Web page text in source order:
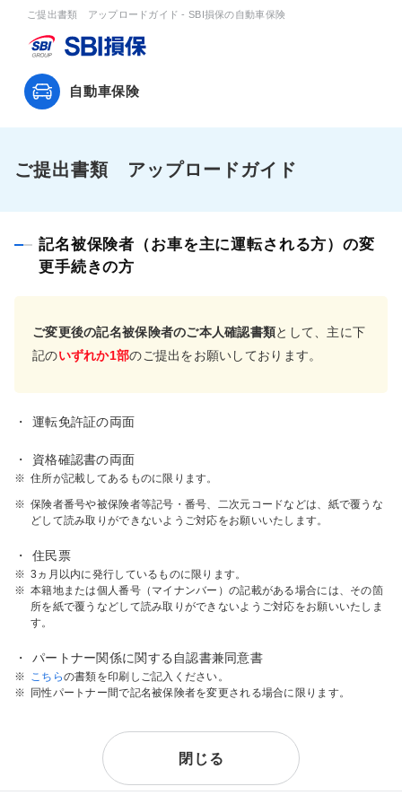
ご提出書類 アップロードガイド - SBI損保の自動車保険
自動車保険
ご提出書類 アップロードガイド
記名被保険者（お車を主に運転される方）の変
更手続きの方
ご変更後の記名被保険者のご本人確認書類として、主に下
記のいずれか1部のご提出をお願いしております。
・ 運転免許証の両面
・ 資格確認書の両面
※ 住所が記載してあるものに限ります。
※ 保険者番号や被保険者等記号・番号、二次元コードなどは、紙で覆うな
どして読み取りができないようご対応をお願いいたします。
・ 住民票
※ 3ヵ月以内に発行しているものに限ります。
※ 本籍地または個人番号（マイナンバー）の記載がある場合には、その箇
所を紙で覆うなどして読み取りができないようご対応をお願いいたしま
す。
・ パートナー関係に関する自認書兼同意書
※ こちらの書類を印刷しご記入ください。
※
同性パートナー間で記名被保険者を変更される場合に限ります。
閉じる